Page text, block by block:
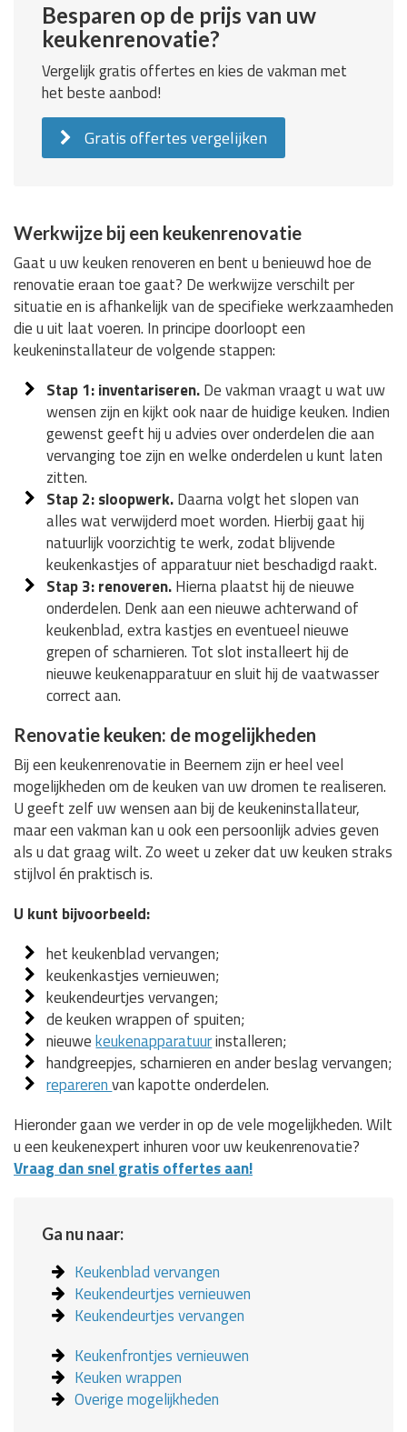
Besparen op de prijs van uw
keukenrenovatie?
Vergelijk gratis offertes en kies de vakman met
het beste aanbod!
Gratis offertes vergelijken
Werkwijze bij een keukenrenovatie
Gaat u uw keuken renoveren en bent u benieuwd hoe de
renovatie eraan toe gaat? De werkwijze verschilt per
situatie en is afhankelijk van de specifieke werkzaamheden
die u uit laat voeren. In principe doorloopt een
keukeninstallateur de volgende stappen:
Stap 1: inventariseren.De vakman vraagt u wat uw
wensen zijn en kijkt ook naar de huidige keuken. Indien
gewenst geeft hij u advies over onderdelen die aan
vervanging toe zijn en welke onderdelen u kunt laten
zitten.
Stap 2: sloopwerk.Daarna volgt het slopen van
alles wat verwijderd moet worden. Hierbij gaat hij
natuurlijk voorzichtig te werk, zodat blijvende
keukenkastjes of apparatuur niet beschadigd raakt.
Stap 3: renoveren.Hierna plaatst hij de nieuwe
onderdelen. Denk aan een nieuwe achterwand of
keukenblad, extra kastjes en eventueel nieuwe
grepen of scharnieren. Tot slot installeert hij de
nieuwe keukenapparatuur en sluit hij de vaatwasser
correct aan.
Renovatie keuken: de mogelijkheden
Bij een keukenrenovatie in Beernem zijn er heel veel
mogelijkheden om de keuken van uw dromen te realiseren.
U geeft zelf uw wensen aan bij de keukeninstallateur,
maar een vakman kan u ook een persoonlijk advies geven
als u dat graag wilt. Zo weet u zeker dat uw keuken straks
stijlvol én praktisch is.
U kunt bijvoorbeeld:
het keukenblad vervangen;
keukenkastjes vernieuwen;
keukendeurtjes vervangen;
de keuken wrappen of spuiten;
nieuwekeukenapparatuurinstalleren;
handgreepjes, scharnieren en ander beslag vervangen;
reparerenvan kapotte onderdelen.
Hieronder gaan we verder in op de vele mogelijkheden. Wilt
u een keukenexpert inhuren voor uw keukenrenovatie?
Vraag dan snel gratis offertes aan!
Ga nu naar:
Keukenblad vervangen
Keukendeurtjes vernieuwen
Keukendeurtjes vervangen
Keukenfrontjes vernieuwen
Keuken wrappen
Overige mogelijkheden